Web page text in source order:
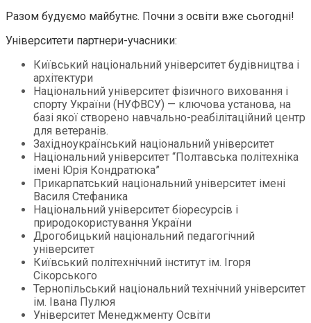
Разом будуємо майбутнє. Почни з освіти вже сьогодні!
Університети партнери-учасники:
Київський національний університет будівництва і
архітектури
Національний університет фізичного виховання і
спорту України (НУФВСУ) — ключова установа, на
базі якої створено навчально-реабілітаційний центр
для ветеранів.
Західноукраїнський національний університет
Національний університет “Полтавська політехніка
імені Юрія Кондратюка”
Прикарпатський національний університет імені
Василя Стефаника
Національний університет біоресурсів і
природокористування України
Дрогобицький національний педагогічний
університет
Київський політехнічний інститут ім. Ігоря
Сікорського
Тернопільський національний технічний університет
ім. Івана Пулюя
Університет Менеджменту Освіти